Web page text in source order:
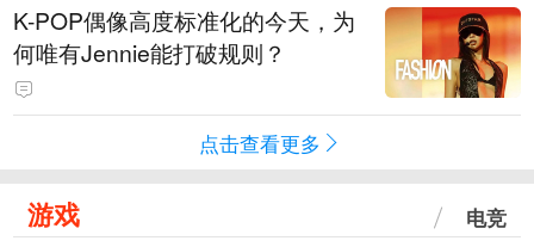
K-POP偶像高度标准化的今天，为
何唯有Jennie能打破规则？
点击查看更多
游戏 电竞